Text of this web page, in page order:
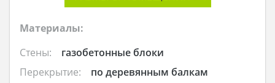
Материалы:
Стены:
газобетонные блоки
Перекрытие:
по деревянным балкам